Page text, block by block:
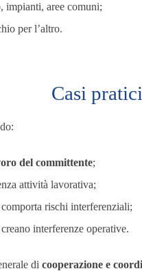
impianti, aree comuni;
per l’altro.
Casi
del committente;
attività lavorativa;
rischi interferenziali;
interferenze operative.
dicooperazione e